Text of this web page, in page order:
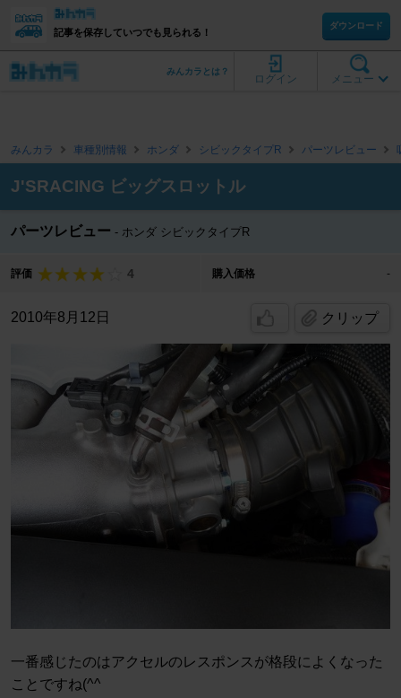
記事を保存していつでも見られる！
ダウンロード
メニュー
ログイン
みんカラとは？
みんカラ 車種別情報 ホンダ シビックタイプR パーツレビュー
J'SRACING ビッグスロットル
パーツレビュー ホンダ シビックタイプR
評価 4 購入価格 -
2010年8月12日 クリップ
一番感じたのはアクセルのレスポンスが格段によくなった
ことですね(^^